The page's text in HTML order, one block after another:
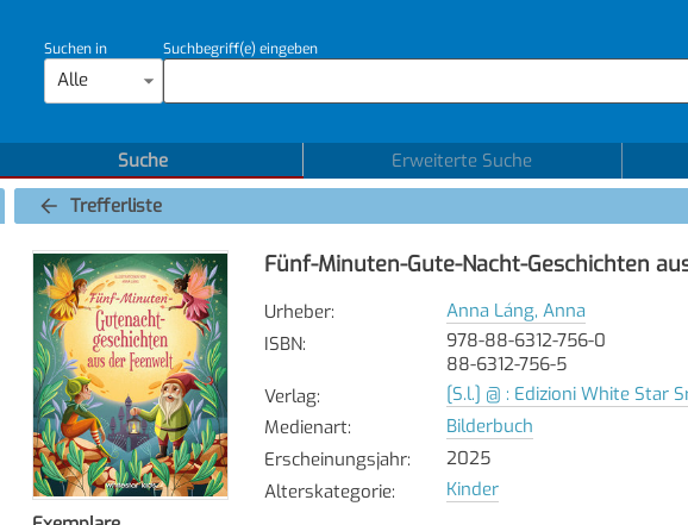
Suchen in
Alle
Suchbegriff(e) eingeben
Suche Erweiterte Suche
Trefferliste
Fünf-Minuten-Gute-Nacht-Geschichten
Urheber:
Anna Láng, Anna
ISBN:
978-88-6312-756-0
88-6312-756-5
Verlag:
[S.l.] @ : Edizioni White Star
Medienart:
Bilderbuch
Erscheinungsjahr:
2025
Alterskategorie: Kinder